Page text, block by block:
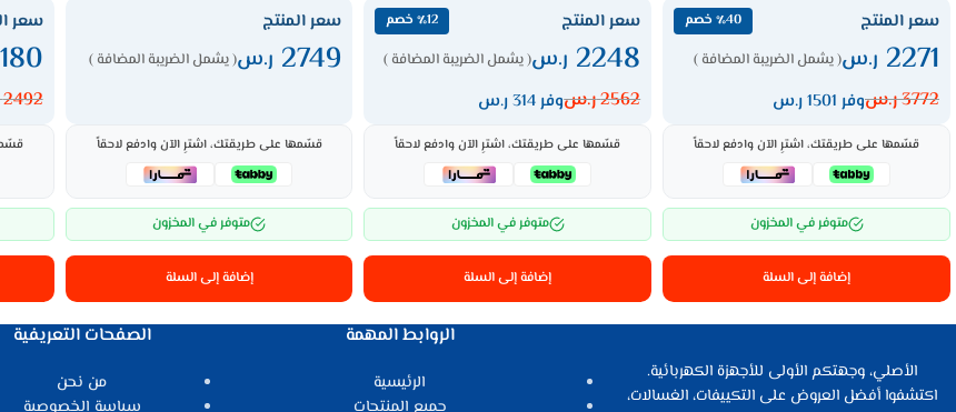
سعر المنتج ٪40 خصم
2271 ر.س( يشمل الضريبة المضافة )
3772ر.سوفر 1501 ر.س
قسّمها على طريقتك، اشترِ الآن وادفع لاحقاً
متوفر في المخزون
إضافة إلى السلة
سعر المنتج ٪12 خصم
2248 ر.س( يشمل الضريبة المضافة )
2562ر.سوفر 314 ر.س
قسّمها على طريقتك، اشترِ الآن وادفع لاحقاً
متوفر في المخزون
إضافة إلى السلة
سعر المنتج
2749 ر.س( يشمل الضريبة المضافة )
قسّمها على طريقتك، اشترِ الآن وادفع لاحقاً
متوفر في المخزون
إضافة إلى السلة
سعر
2492
الأصلي، وجهتكم الأولى للأجهزة الكهربائية.
اكتشفوا أفضل العروض على التكييفات، الغسالات،
الروابط المهمة
الرئيسية
الصفحات التعريفية
من نحن